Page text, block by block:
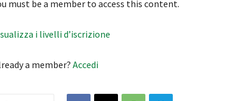
must be a member to access this content.
i livelli d’iscrizione
a member? Accedi